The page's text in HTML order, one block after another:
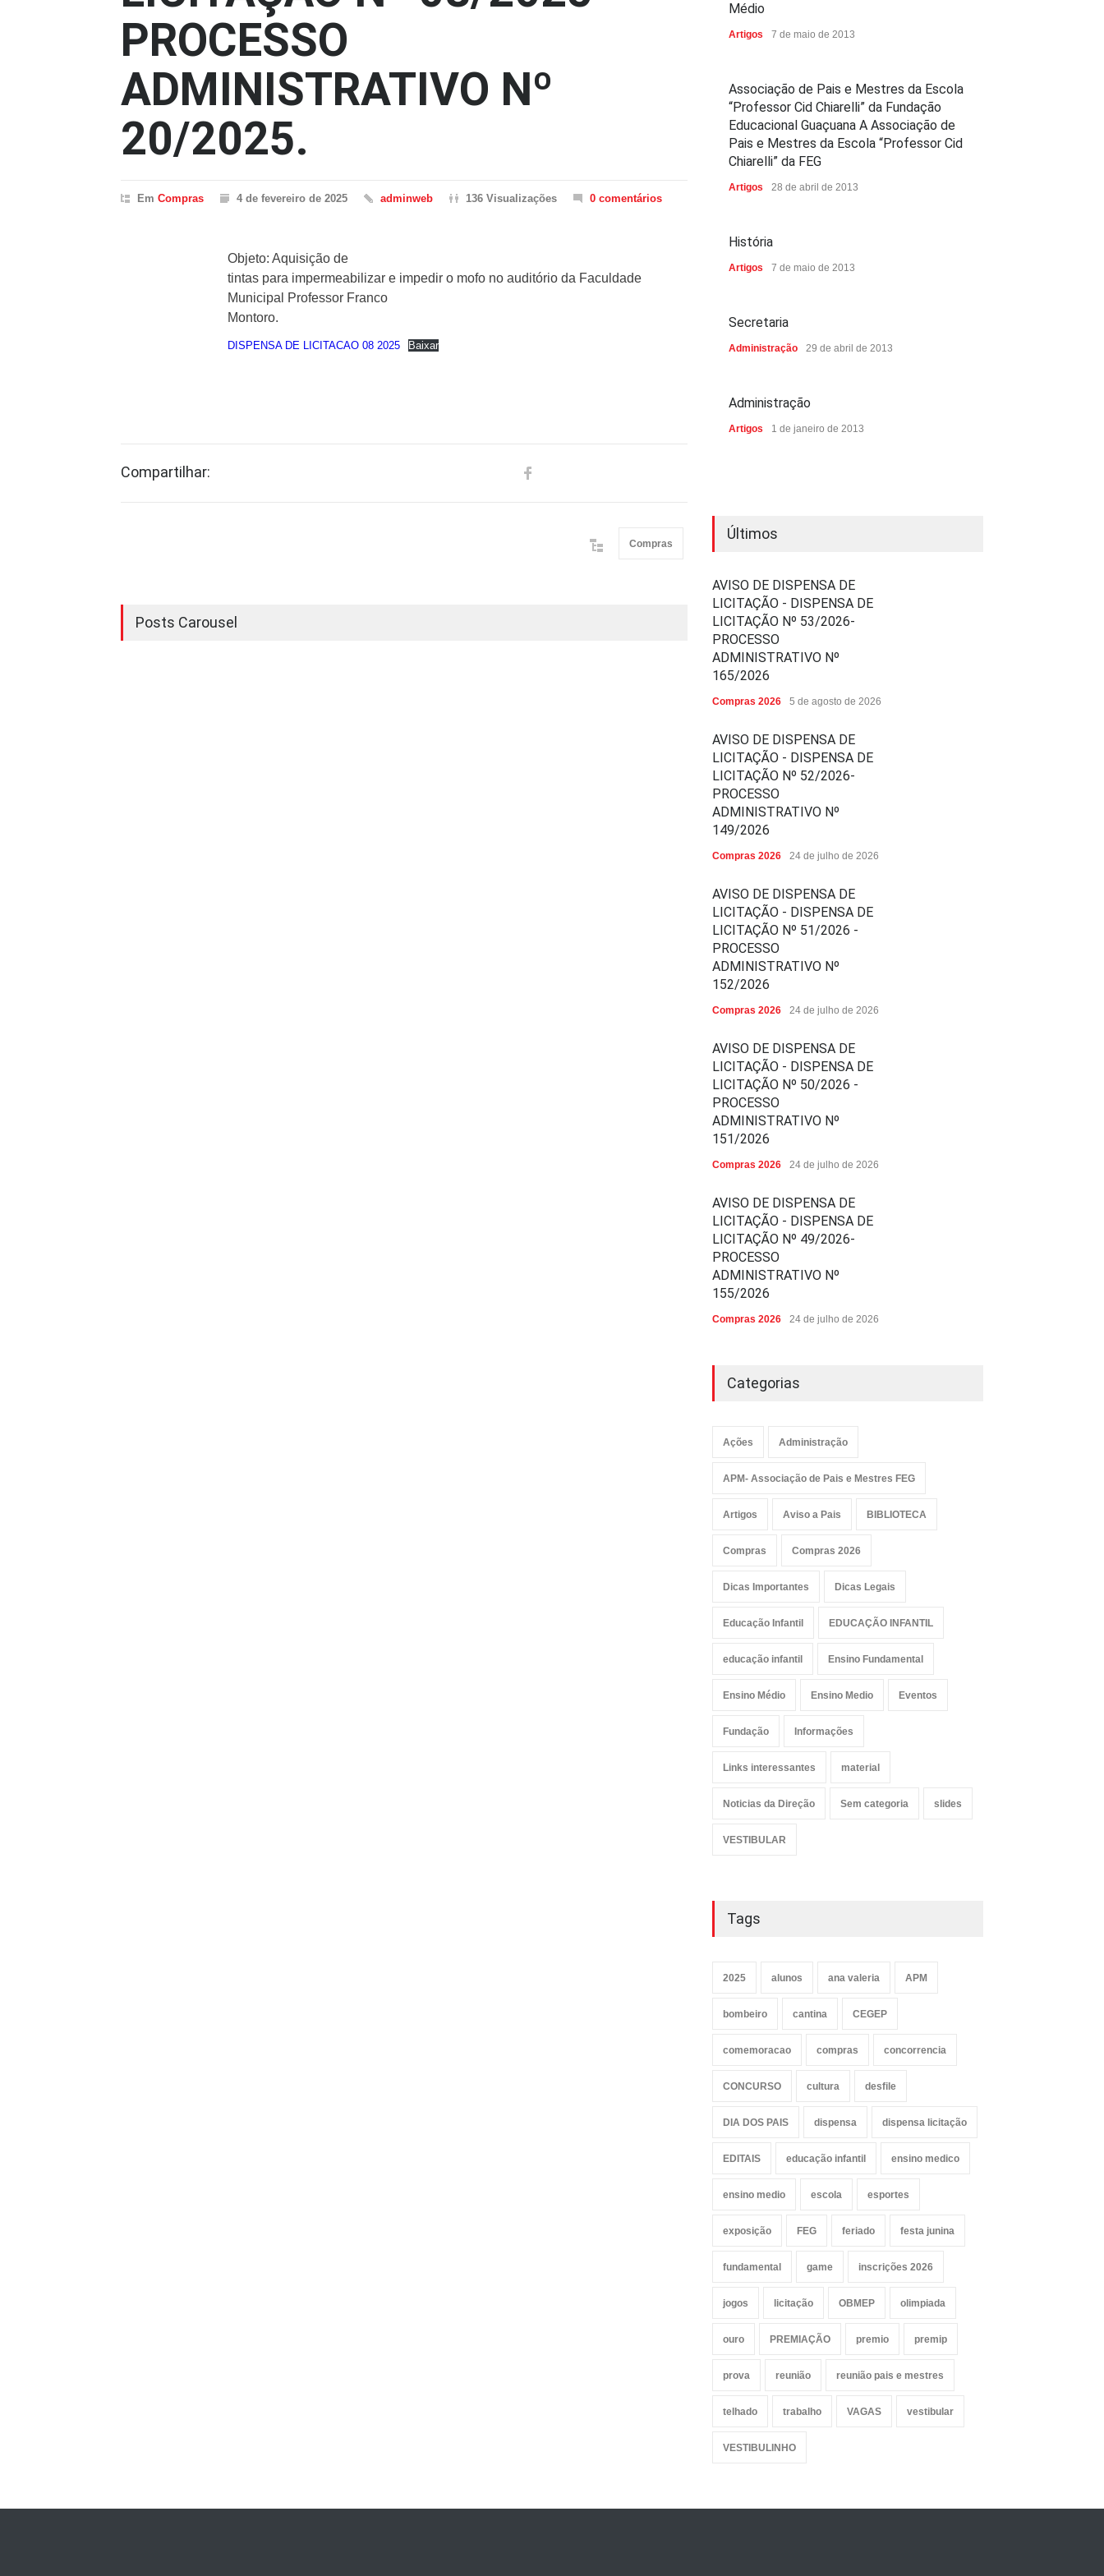
PROCESSO
ADMINISTRATIVO Nº
20/2025.
Em Compras 4 de fevereiro de 2025 adminweb 136 Visualizações 0 comentários
Objeto: Aquisição de
tintas para impermeabilizar e impedir o mofo no auditório da Faculdade
Municipal Professor Franco
Montoro.
DISPENSA DE LICITACAO 08 2025 Baixar
Compartilhar:
Compras
Posts Carousel
Médio
Artigos 7 de maio de 2013
Associação de Pais e Mestres da Escola
“Professor Cid Chiarelli” da Fundação
Educacional Guaçuana A Associação de
Pais e Mestres da Escola “Professor Cid
Chiarelli” da FEG
Artigos 28 de abril de 2013
História
Artigos 7 de maio de 2013
Secretaria
Administração 29 de abril de 2013
Administração
Artigos 1 de janeiro de 2013
Últimos
AVISO DE DISPENSA DE
LICITAÇÃO - DISPENSA DE
LICITAÇÃO Nº 53/2026-
PROCESSO
ADMINISTRATIVO Nº
165/2026
Compras 2026 5 de agosto de 2026
AVISO DE DISPENSA DE
LICITAÇÃO - DISPENSA DE
LICITAÇÃO Nº 52/2026-
PROCESSO
ADMINISTRATIVO Nº
149/2026
Compras 2026 24 de julho de 2026
AVISO DE DISPENSA DE
LICITAÇÃO - DISPENSA DE
LICITAÇÃO Nº 51/2026 -
PROCESSO
ADMINISTRATIVO Nº
152/2026
Compras 2026 24 de julho de 2026
AVISO DE DISPENSA DE
LICITAÇÃO - DISPENSA DE
LICITAÇÃO Nº 50/2026 -
PROCESSO
ADMINISTRATIVO Nº
151/2026
Compras 2026 24 de julho de 2026
AVISO DE DISPENSA DE
LICITAÇÃO - DISPENSA DE
LICITAÇÃO Nº 49/2026-
PROCESSO
ADMINISTRATIVO Nº
155/2026
Compras 2026 24 de julho de 2026
Categorias
Ações Administração
APM- Associação de Pais e Mestres FEG
Artigos Aviso a Pais BIBLIOTECA
Compras Compras 2026
Dicas Importantes Dicas Legais
Educação Infantil EDUCAÇÃO INFANTIL
educação infantil Ensino Fundamental
Ensino Médio Ensino Medio Eventos
Fundação Informações
Links interessantes material
Noticias da Direção Sem categoria slides
VESTIBULAR
Tags
2025 alunos ana valeria APM
bombeiro cantina CEGEP
comemoracao compras concorrencia
CONCURSO cultura desfile
DIA DOS PAIS dispensa dispensa licitação
EDITAIS educação infantil ensino medico
ensino medio escola esportes
exposição FEG feriado festa junina
fundamental game inscrições 2026
jogos licitação OBMEP olimpiada
ouro PREMIAÇÃO premio premip
prova reunião reunião pais e mestres
telhado trabalho VAGAS vestibular
VESTIBULINHO